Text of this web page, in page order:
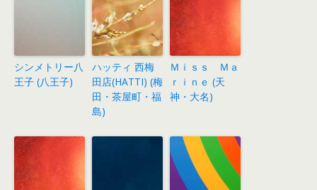
シンメトリー八
王子 (八王子)
ハッティ 西梅
田店(HATTI) (梅
田・茶屋町・福
島)
Ｍｉｓｓ Ｍａ
ｒｉｎｅ (天
神・大名)